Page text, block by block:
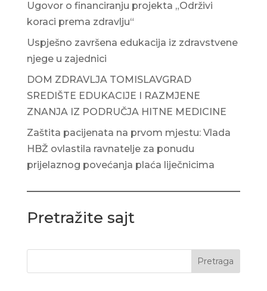
Ugovor o financiranju projekta „Održivi
koraci prema zdravlju“
Uspješno završena edukacija iz zdravstvene
njege u zajednici
DOM ZDRAVLJA TOMISLAVGRAD
SREDIŠTE EDUKACIJE I RAZMJENE
ZNANJA IZ PODRUČJA HITNE MEDICINE
Zaštita pacijenata na prvom mjestu: Vlada
HBŽ ovlastila ravnatelje za ponudu
prijelaznog povećanja plaća liječnicima
Pretražite sajt
Pretraga